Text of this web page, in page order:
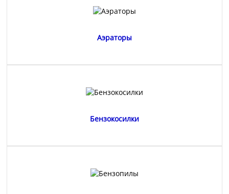
Аэраторы
Бензокосилки